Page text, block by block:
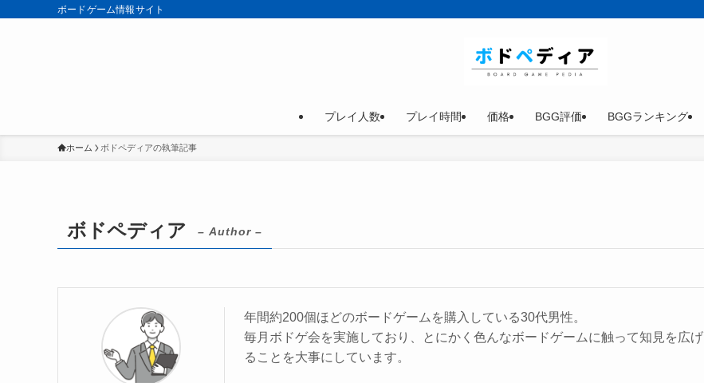
ボードゲーム情報サイト
プレイ人数 プレイ時間 価格 BGG評価 BGGランキング
ホーム ボドペディアの執筆記事
ボドペディア – Author –
年間約200個ほどのボードゲームを購入している30代男性。
毎月ボドゲ会を実施しており、とにかく色んなボードゲームに触って知見を広げ
ることを大事にしています。